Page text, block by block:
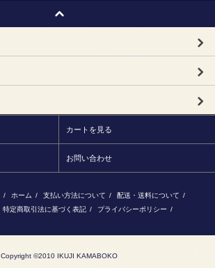
カートを見る
お問い合わせ
/ ホーム / 支払い方法について / 配送・送料について /
特定商取引法に基づく表記 / プライバシーポリシー /
Copyright ©2010 IKUJI KAMABOKO